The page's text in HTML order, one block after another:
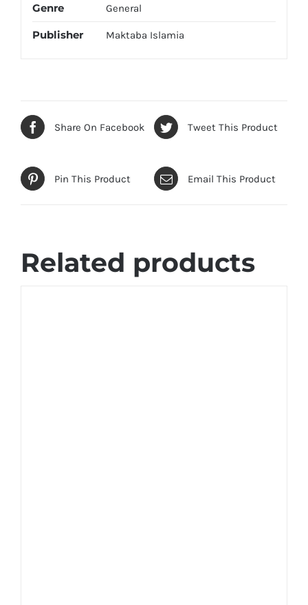
Genre General
Publisher Maktaba Islamia
Share On Facebook Tweet This Product
Pin This Product Email This Product
Related products